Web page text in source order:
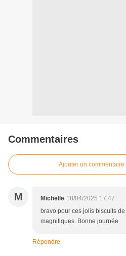
Commentaires
Ajouter un commentaire
M Michelle 18/04/2025 17:47
bravo pour ces jolis biscuits
magnifiques. Bonne journée
Répondre